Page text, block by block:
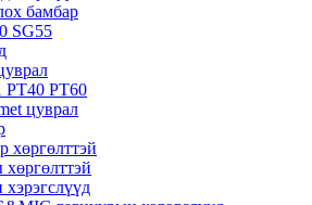
бамбар
SG55
PT40 PT60
цуврал
хөргөлттэй